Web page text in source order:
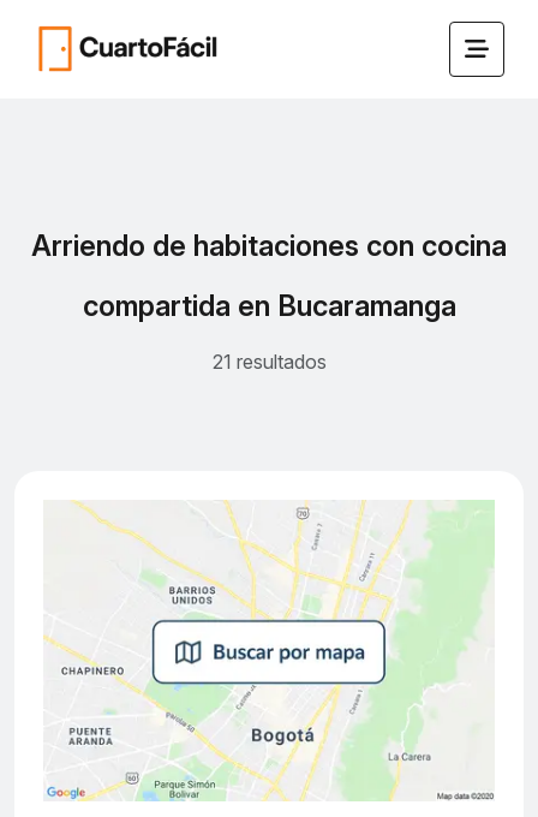
Arriendo de habitaciones con cocina
compartida en Bucaramanga
21 resultados